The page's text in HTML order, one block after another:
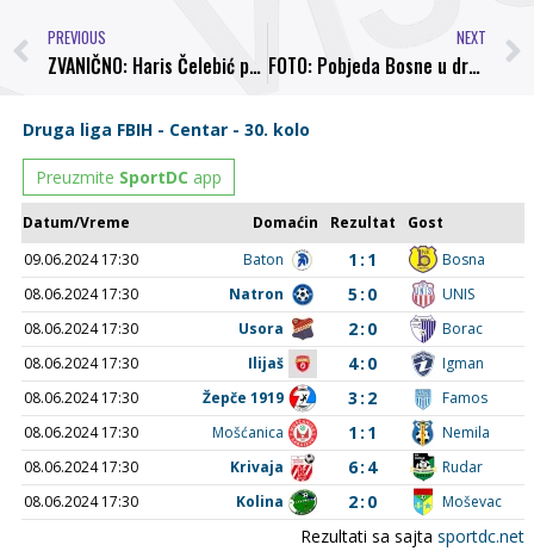
PREVIOUS
ZVANIČNO: Haris Čelebić pojačao napad Bosne
NEXT
FOTO: Pobjeda Bosne u drugoj pripremnoj utakmici